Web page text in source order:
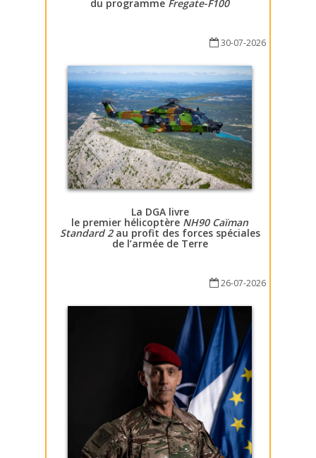
du programme Fregate-F100
30-07-2026
La DGA livre
le premier hélicoptère NH90 Caïman
Standard 2au profit des forces spéciales
de l’armée de Terre
26-07-2026